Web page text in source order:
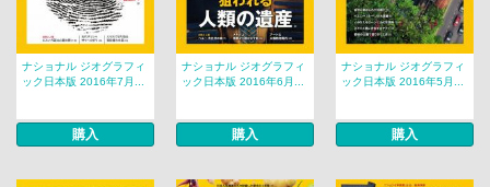
ナショナル ジオグラフィ
ック日本版 2016年7月...
購入
ナショナル ジオグラフィ
ック日本版 2016年6月...
購入
ナショナル ジオグラフィ
ック日本版 2016年5月...
購入